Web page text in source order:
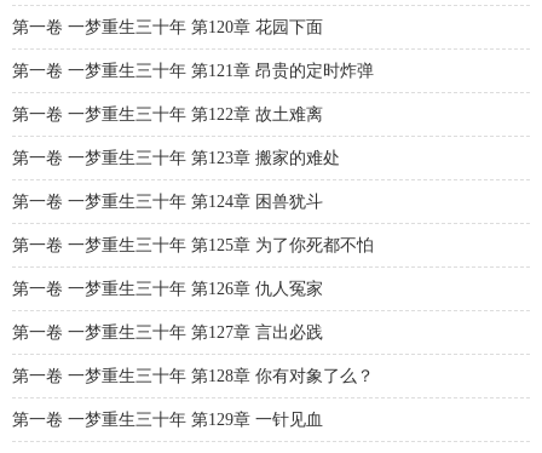
第一卷 一梦重生三十年 第120章 花园下面
第一卷 一梦重生三十年 第121章 昂贵的定时炸弹
第一卷 一梦重生三十年 第122章 故土难离
第一卷 一梦重生三十年 第123章 搬家的难处
第一卷 一梦重生三十年 第124章 困兽犹斗
第一卷 一梦重生三十年 第125章 为了你死都不怕
第一卷 一梦重生三十年 第126章 仇人冤家
第一卷 一梦重生三十年 第127章 言出必践
第一卷 一梦重生三十年 第128章 你有对象了么？
第一卷 一梦重生三十年 第129章 一针见血